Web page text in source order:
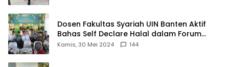
Dosen Fakultas Syariah UIN Banten Aktif
Bahas Self Declare Halal dalam Forum
Ijtima Ulama MUI
Kamis, 30 Mei 2024 144